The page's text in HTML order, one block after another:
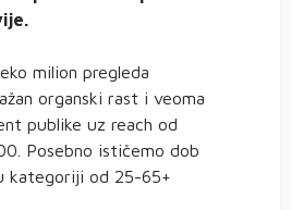
milion pregleda
organski rast i veoma
publike uz reach od
Posebno ističemo dob
kategoriji od 25-65+